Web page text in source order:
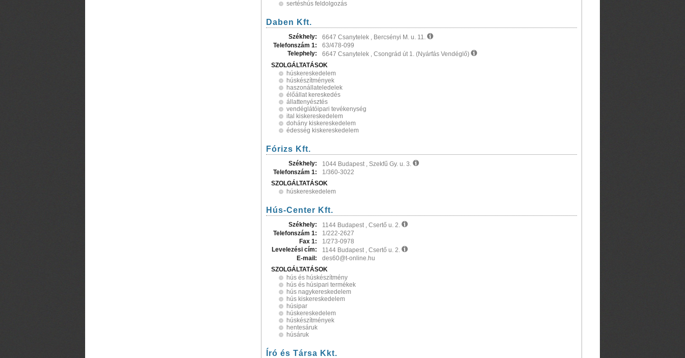
sertéshús feldolgozás
Daben Kft.
Székhely:
6647 Csanytelek , Bercsényi M. u. 11.
Telefonszám 1:
63/478-099
Telephely:
6647 Csanytelek , Csongrád út 1. (Nyárfás Vendéglő)
SZOLGÁLTATÁSOK
húskereskedelem
húskészítmények
haszonállateledelek
élőállat kereskedés
állattenyésztés
vendéglátóipari tevékenység
ital kiskereskedelem
dohány kiskereskedelem
édesség kiskereskedelem
Fórizs Kft.
Székhely:
1044 Budapest , Szekfű Gy. u. 3.
Telefonszám 1:
1/360-3022
SZOLGÁLTATÁSOK
húskereskedelem
Hús-Center Kft.
Székhely:
1144 Budapest , Csertő u. 2.
Telefonszám 1:
1/222-2627
Fax 1:
1/273-0978
Levelezési cím:
1144 Budapest , Csertő u. 2.
E-mail:
des60@t-online.hu
SZOLGÁLTATÁSOK
hús és húskészítmény
hús és húsipari termékek
hús nagykereskedelem
hús kiskereskedelem
húsipar
húskereskedelem
húskészítmények
hentesáruk
húsáruk
Író és Társa Kkt.